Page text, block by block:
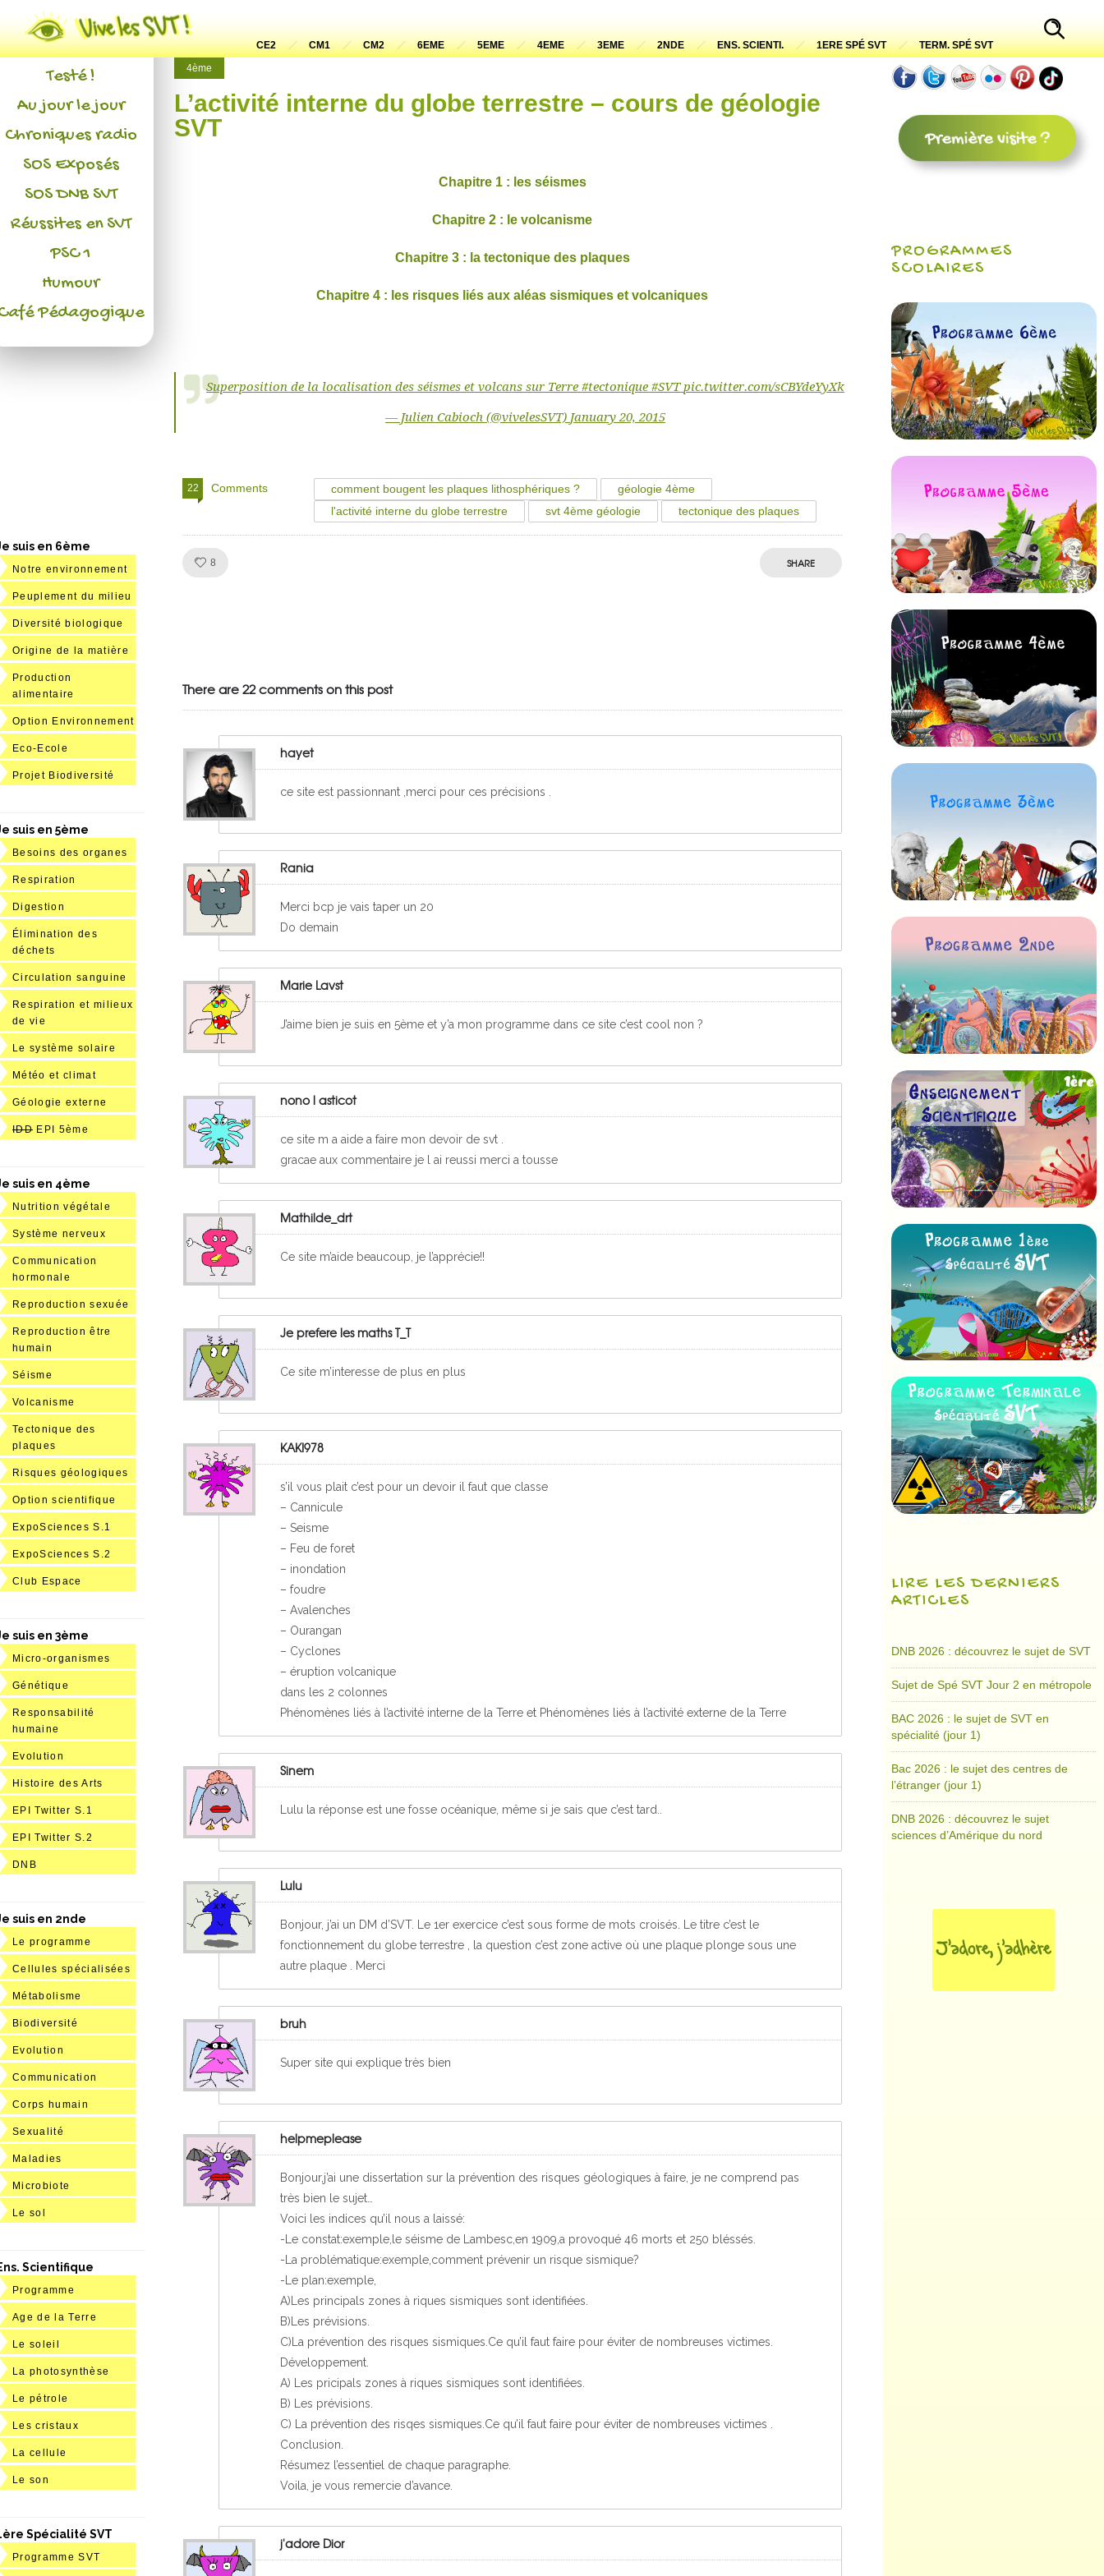
CE2 CM1 CM2 6EME 5EME 4EME 3EME 2NDE ENS. SCIENTI. 1ERE SPÉ SVT
TERM. SPÉ SVT
4ème
L’activité interne du globe terrestre – cours de géologie
SVT
Chapitre 1 : les séismes
Chapitre 2 : le volcanisme
Chapitre 3 : la tectonique des plaques
Chapitre 4 : les risques liés aux aléas sismiques et volcaniques
Superposition de la localisation des séismes et volcans sur Terre#tectonique #SVT pic.twitter.com/sCBYdeYyXk
— Julien Cabioch (@vivelesSVT) January 20, 2015
22 Comments comment bougent les plaques lithosphériques ?
géologie 4ème
l'activité interne du globe terrestre
svt 4ème géologie tectonique des plaques
8 SHARE
There are 22 comments on this post
hayet
ce site est passionnant ,merci pour ces précisions .
Rania
Merci bcp je vais taper un 20
Do demain
Marie Lavst
J’aime bien je suis en 5ème et y’a mon programme dans ce site c’est cool non ?
nono l asticot
ce site m a aide a faire mon devoir de svt .
gracae aux commentaire je l ai reussi merci a tousse
Mathilde_drt
Ce site m’aide beaucoup, je l’apprécie!!
Je prefere les maths T_T
Ce site m’interesse de plus en plus
KAKI978
s’il vous plait c’est pour un devoir il faut que classe
– Cannicule
– Seisme
– Feu de foret
– inondation
– foudre
– Avalenches
– Ourangan
– Cyclones
– éruption volcanique
dans les 2 colonnes
Phénomènes liés à l’activité interne de la Terre et Phénomènes liés à l’activité externe de la Terre
Sinem
Lulu la réponse est une fosse océanique, même si je sais que c’est tard..
Lulu
Bonjour, j’ai un DM d’SVT. Le 1er exercice c’est sous forme de mots croisés. Le titre c’est le
fonctionnement du globe terrestre , la question c’est zone active où une plaque plonge sous une
autre plaque . Merci
bruh
Super site qui explique très bien
helpmeplease
Bonjour,j’ai une dissertation sur la prévention des risques géologiques à faire, je ne comprend pas
très bien le sujet…
Voici les indices qu’il nous a laissé:
-Le constat:exemple,le séisme de Lambesc,en 1909,a provoqué 46 morts et 250 bléssés.
-La problématique:exemple,comment prévenir un risque sismique?
-Le plan:exemple,
A)Les principals zones à riques sismiques sont identifiées.
B)Les prévisions.
C)La prévention des risques sismiques.Ce qu’il faut faire pour éviter de nombreuses victimes.
Développement.
A) Les pricipals zones à riques sismiques sont identifiées.
B) Les prévisions.
C) La prévention des risqes sismiques.Ce qu’il faut faire pour éviter de nombreuses victimes .
Conclusion.
Résumez l’essentiel de chaque paragraphe.
Voila, je vous remercie d’avance.
j'adore Dior
Actualités
L'association
Testé !
Au jour le jour
Chroniques radio
SOS Exposés
SOS DNB SVT
Réussites en SVT
PSC 1
Humour
Pédagogique
suis en 6ème
Notre environnement
Peuplement du milieu
Diversité biologique
Origine de la matière
Production
alimentaire
Option Environnement
Eco-Ecole
Projet Biodiversité
suis en 5ème
Besoins des organes
Respiration
Digestion
Élimination des
déchets
Circulation sanguine
Respiration et milieux
de vie
Le système solaire
Météo et climat
Géologie externe
IDD EPI 5ème
suis en 4ème
Nutrition végétale
Système nerveux
Communication
hormonale
Reproduction sexuée
Reproduction être
humain
Séisme
Volcanisme
Tectonique des
plaques
Risques géologiques
Option scientifique
ExpoSciences S.1
ExpoSciences S.2
Club Espace
suis en 3ème
Micro-organismes
Génétique
Responsabilité
humaine
Evolution
Histoire des Arts
EPI Twitter S.1
EPI Twitter S.2
DNB
suis en 2nde
Le programme
Cellules spécialisées
Métabolisme
Biodiversité
Evolution
Communication
Corps humain
Sexualité
Maladies
Microbiote
Le sol
Scientifique
Programme
Age de la Terre
Le soleil
La photosynthèse
Le pétrole
Les cristaux
La cellule
Le son
Spécialité SVT
Programme SVT
PROGRAMMES
SCOLAIRES
LIRE LES DERNIERS
ARTICLES
DNB 2026 : découvrez le sujet de SVT
Sujet de Spé SVT Jour 2 en métropole
BAC 2026 : le sujet de SVT en
spécialité (jour 1)
Bac 2026 : le sujet des centres de
l’étranger (jour 1)
DNB 2026 : découvrez le sujet
sciences d’Amérique du nord